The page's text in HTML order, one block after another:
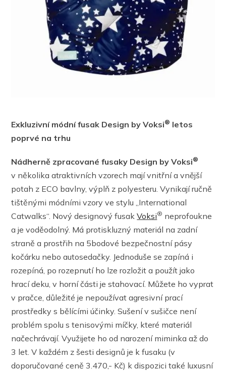
Exkluzivní módní fusak Design by Voksi® letos
poprvé na trhu
Nádherně zpracované fusaky Design by Voksi®
v několika atraktivních vzorech mají vnitřní a vnější
potah z ECO bavlny, výplň z polyesteru. Vynikají ručně
tištěnými módními vzory ve stylu „International
Catwalks“. Nový designový fusakVoksi® neprofoukne
a je voděodolný. Má protiskluzný materiál na zadní
straně a prostřih na 5bodové bezpečnostní pásy
kočárku nebo autosedačky. Jednoduše se zapíná i
rozepíná, po rozepnutí ho lze rozložit a použít jako
hrací deku, v horní části je stahovací. Můžete ho vyprat
v pračce, důležité je nepoužívat agresivní prací
prostředky s bělícími účinky. Sušení v sušičce není
problém spolu s tenisovými míčky, které materiál
načechrávají. Využijete ho od narození miminka až do
3 let. V každém z šesti designů je k fusaku (v
doporučované ceně 3.470,- Kč) k dispozici také luxusní